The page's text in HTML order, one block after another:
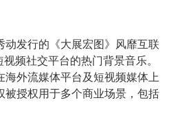
动发行的《大展宏图》风靡互联
频社交平台的热门背景音乐。
海外流媒体平台及短视频媒体上
被授权用于多个商业场景，包括